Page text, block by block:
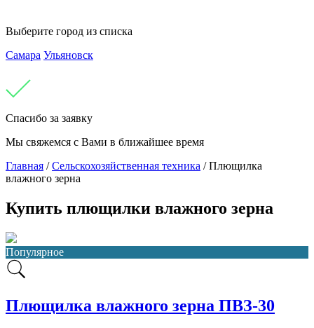
Выберите город из списка
Самара Ульяновск
Спасибо за заявку
Мы свяжемся с Вами в ближайшее время
Главная /Сельскохозяйственная техника /Плющилка
влажного зерна
Купить плющилки влажного зерна
Популярное
Плющилка влажного зерна ПВЗ-30